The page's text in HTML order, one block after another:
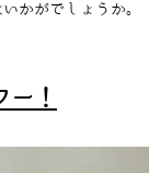
かがでしょうか。
！